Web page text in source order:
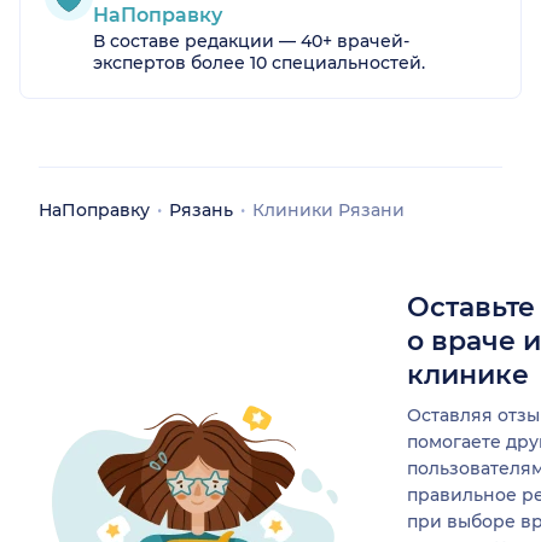
НаПоправку
В составе редакции — 40+ врачей-
экспертов более 10 специальностей.
НаПоправку Рязань Клиники Рязани
о враче
клинике
Оставляя
помогаете
правильное
при выборе